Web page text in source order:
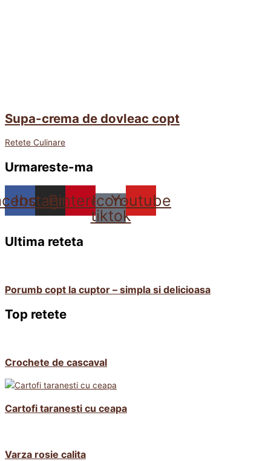
Supa-crema de dovleac copt
Retete Culinare
Urmareste-ma
Instagram
Pinterest
Icon-
tiktok
Youtube
Ultima reteta
Porumb copt la cuptor – simpla si delicioasa
Top retete
Crochete de cascaval
Cartofi taranesti cu ceapa
Varza rosie calita